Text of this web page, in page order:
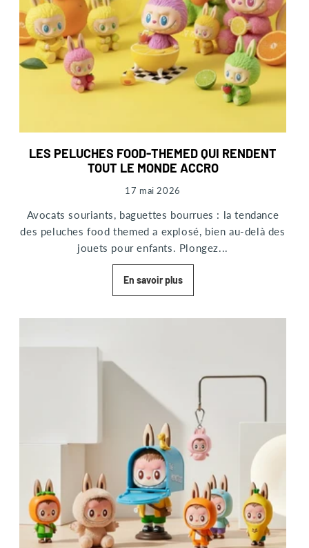
LES PELUCHES FOOD-THEMED QUI RENDENT
TOUT LE MONDE ACCRO
17 mai 2026
Avocats souriants, baguettes bourrues : la tendance
des peluches food themed a explosé, bien au-delà des
jouets pour enfants. Plongez...
En savoir plus